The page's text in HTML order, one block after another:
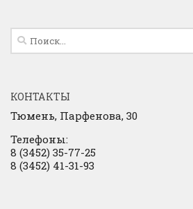
Найти:
КОНТАКТЫ
Тюмень, Парфенова, 30
Телефоны:
8 (3452) 35-77-25
8 (3452) 41-31-93